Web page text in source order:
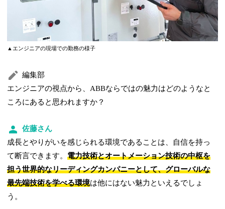
▲エンジニアの現場での勤務の様子
編集部
エンジニアの視点から、ABBならではの魅力はどのようなと
ころにあると思われますか？
佐藤さん
成長とやりがいを感じられる環境であることは、自信を持っ
て断言できます。電力技術とオートメーション技術の中枢を
担う世界的なリーディングカンパニーとして、グローバルな
最先端技術を学べる環境は他にはない魅力といえるでしょ
う。